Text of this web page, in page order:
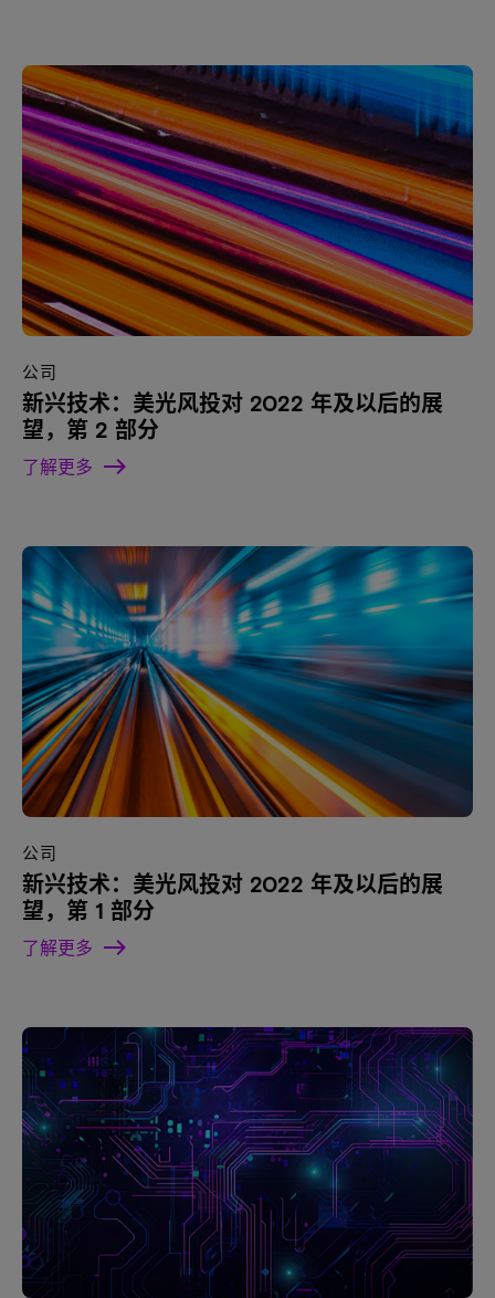
公司
新兴技术：美光风投对 2022 年及以后的展
望，第 2 部分
了解更多
公司
新兴技术：美光风投对 2022 年及以后的展
望，第 1 部分
了解更多